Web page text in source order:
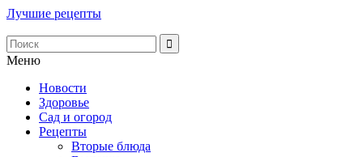
Лучшие рецепты
Меню
Новости
Здоровье
Сад и огород
Рецепты
Вторые блюда